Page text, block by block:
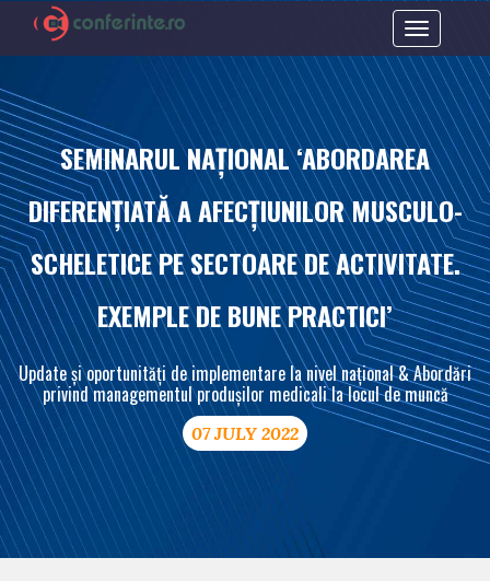
SEMINARUL NAȚIONAL ‘ABORDAREA
DIFERENȚIATĂ A AFECȚIUNILOR MUSCULO-
SCHELETICE PE SECTOARE DE ACTIVITATE.
EXEMPLE DE BUNE PRACTICI’
Update și oportunități de implementare la nivel național & Abordări
privind managementul produșilor medicali la locul de muncă
07 JULY 2022
Toggle
navigation